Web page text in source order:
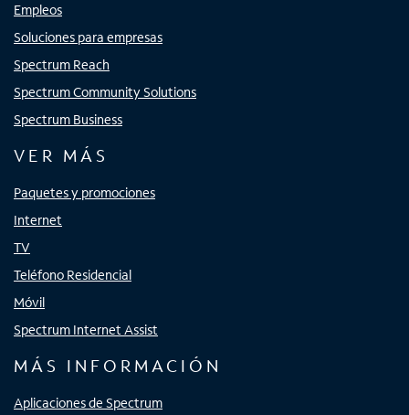
Empleos
Soluciones para empresas
Spectrum Reach
Spectrum Community Solutions
Spectrum Business
VER MÁS
Paquetes y promociones
Internet
TV
Teléfono Residencial
Móvil
Spectrum Internet Assist
MÁS INFORMACIÓN
Aplicaciones de Spectrum